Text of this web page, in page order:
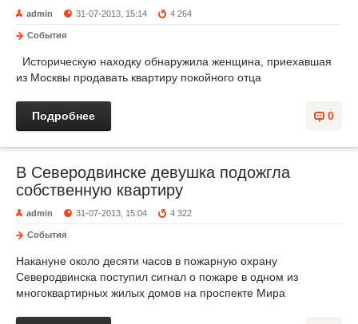
admin 31-07-2013, 15:14 4 264
События
Историческую находку обнаружила женщина, приехавшая
из Москвы продавать квартиру покойного отца
0
Подробнее
В Северодвинске девушка подожгла
собственную квартиру
admin 31-07-2013, 15:04 4 322
События
Накануне около десяти часов в пожарную охрану
Северодвинска поступил сигнал о пожаре в одном из
многоквартирных жилых домов на проспекте Мира